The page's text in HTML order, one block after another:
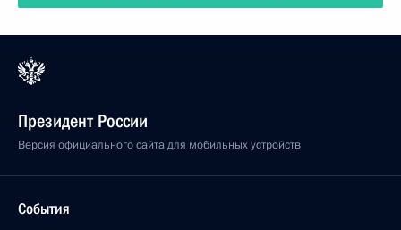
Президент России
Версия официального сайта для мобильных устройств
События